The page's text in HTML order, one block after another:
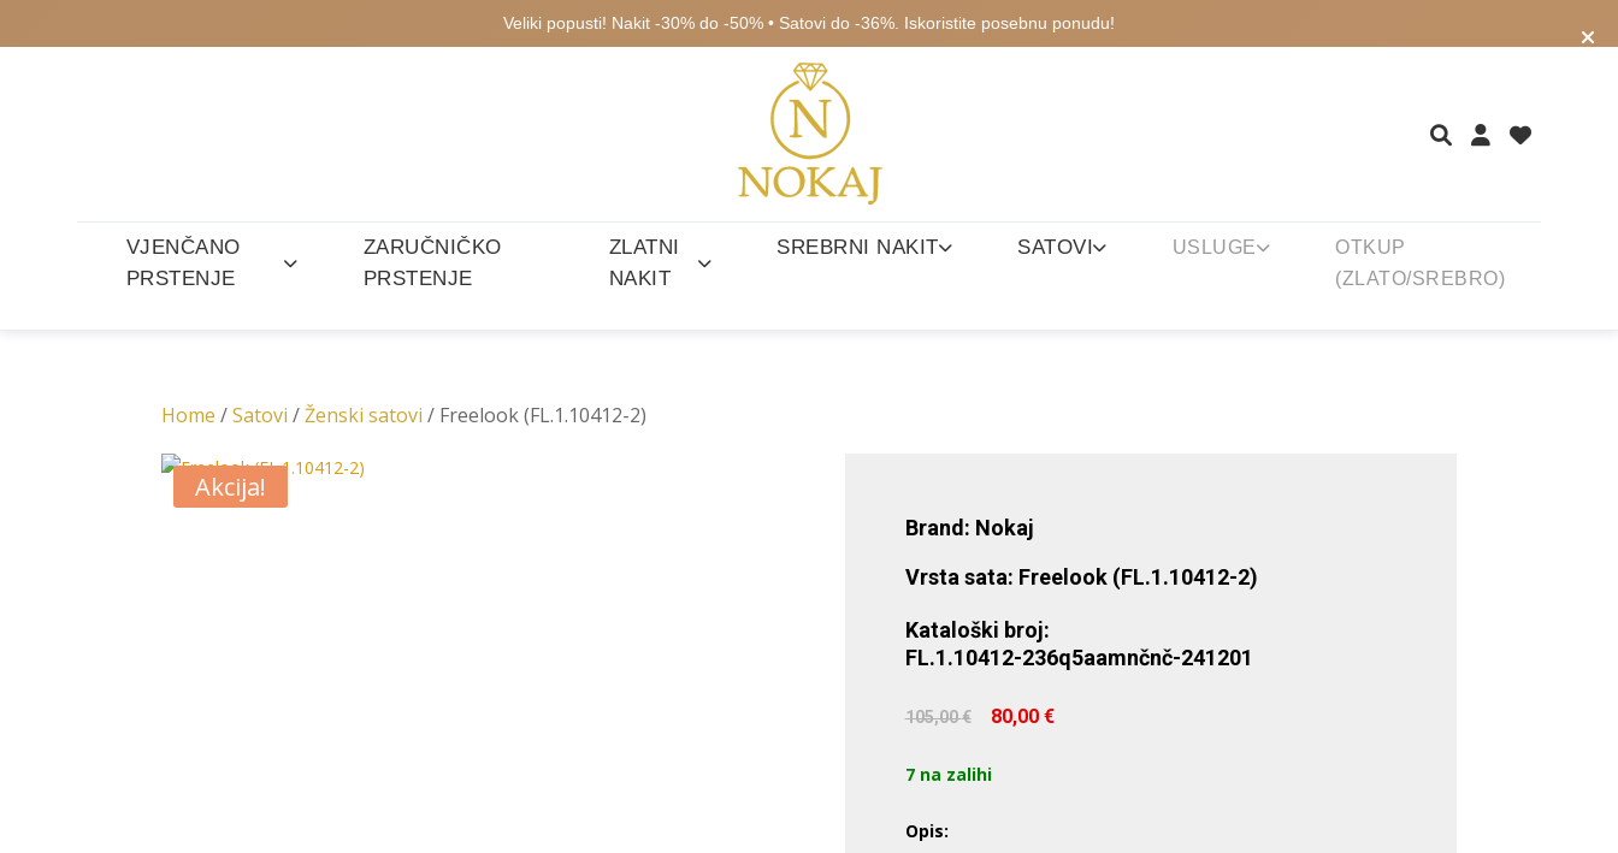
Veliki popusti! Nakit -30% do -50% • Satovi do -36%. Iskoristite posebnu ponudu!
VJENČANO
PRSTENJE
ZARUČNIČKO
PRSTENJE
ZLATNI
NAKIT
SREBRNI NAKIT SATOVI USLUGE
OTKUP
(ZLATO/SREBRO)
Home /Satovi /Ženski satovi / Freelook (FL.1.10412-2)
Akcija!
Brand: Nokaj
Vrsta sata: Freelook (FL.1.10412-2)
Kataloški broj:
FL.1.10412-236q5aamnčnč-241201
105,00€ Izvorna
cijena
bila
80,00 €
7 na zalihi
Opis: